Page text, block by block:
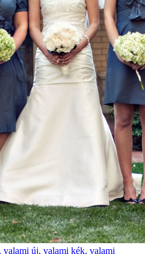
új, valami kék, valami